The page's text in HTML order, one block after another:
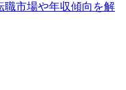
職市場や年収傾向を解